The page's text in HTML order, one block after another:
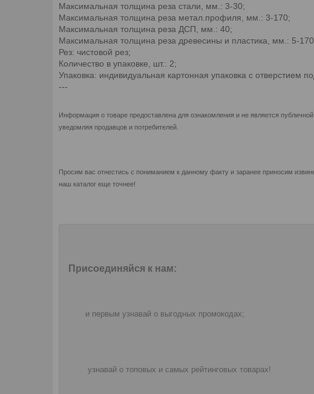
Максимальная толщина реза стали, мм.: 3-30;
Максимальная толщина реза метал.профиля, мм.: 3-170;
Максимальная толщина реза ДСП, мм.: 40;
Максимальная толщина реза древесины и пластика, мм.: 5-
Рез: чистовой рез;
Количество в упаковке, шт.: 2;
Упаковка: индивидуальная картонная упаковка с отверстием
---
Информация о товаре предоставлена для ознакомления и не является
уведомляя продавцов и потребителей.
Просим вас отнестись с пониманием к данному факту и заранее приносим
наш каталог еще точнее!
Присоединяйся к нам:
и первым узнавай о выгодных промокодах;
узнавай о топовых и самых рейтинговых товарах!